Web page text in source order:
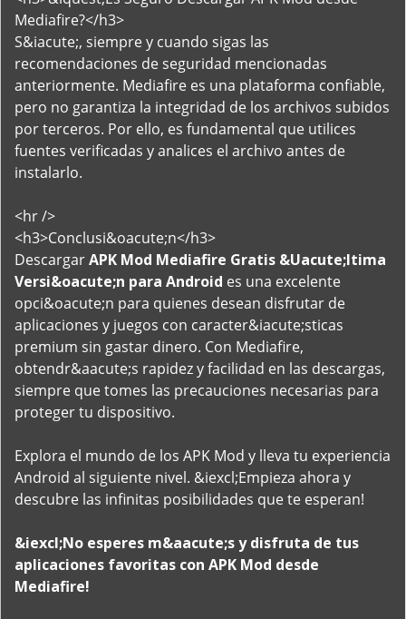
Mediafire?</h3>
S&iacute;, siempre y cuando sigas las
recomendaciones de seguridad mencionadas
anteriormente. Mediafire es una plataforma confiable,
pero no garantiza la integridad de los archivos subidos
por terceros. Por ello, es fundamental que utilices
fuentes verificadas y analices el archivo antes de
instalarlo.
<hr />
<h3>Conclusi&oacute;n</h3>
DescargarAPK Mod Mediafire Gratis &Uacute;ltima
Versi&oacute;n para Android es una excelente
opci&oacute;n para quienes desean disfrutar de
aplicaciones y juegos con caracter&iacute;sticas
premium sin gastar dinero. Con Mediafire,
obtendr&aacute;s rapidez y facilidad en las descargas,
siempre que tomes las precauciones necesarias para
proteger tu dispositivo.
Explora el mundo de los APK Mod y lleva tu experiencia
Android al siguiente nivel. &iexcl;Empieza ahora y
descubre las infinitas posibilidades que te esperan!
&iexcl;No esperes m&aacute;s y disfruta de tus
aplicaciones favoritas con APK Mod desde
Mediafire!